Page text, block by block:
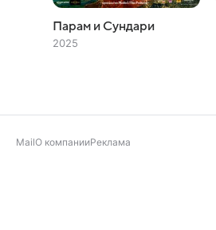
Парам и Сундари
2025
MailО компанииРеклама